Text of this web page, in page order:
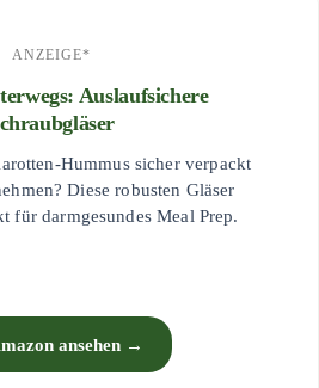
ANZEIGE*
Auslaufsichere
Hummus sicher verpackt
Diese robusten Gläser
für darmgesundes Meal Prep.
ansehen →